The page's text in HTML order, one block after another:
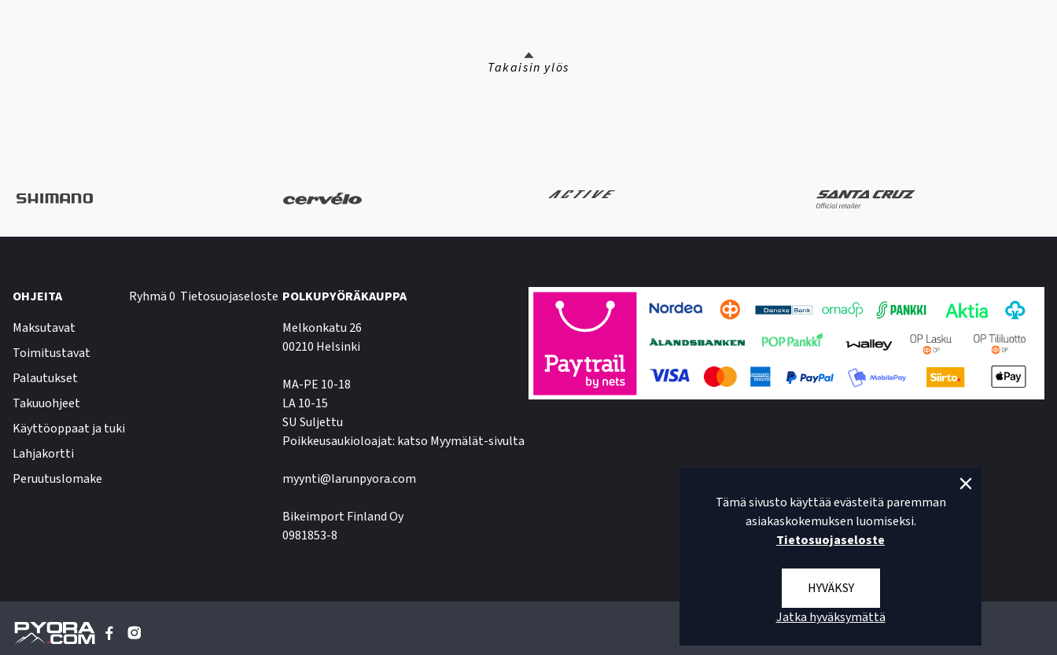
Takaisin ylös
OHJEITA
Maksutavat
Toimitustavat
Palautukset
Takuuohjeet
Käyttöoppaat ja tuki
Lahjakortti
Peruutuslomake
Ryhmä 0 Tietosuojaseloste POLKUPYÖRÄKAUPPA
Melkonkatu 26
00210 Helsinki
MA-PE 10-18
LA 10-15
SU Suljettu
Poikkeusaukioloajat: katso Myymälät-sivulta
myynti@larunpyora.com
Bikeimport Finland Oy
0981853-8
Tämä sivusto käyttää evästeitä paremman
asiakaskokemuksen luomiseksi.
Tietosuojaseloste
HYVÄKSY
Jatka hyväksymättä